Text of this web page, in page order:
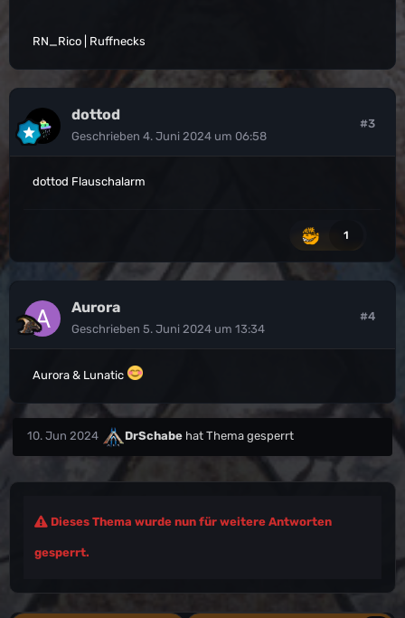
RN_Rico | Ruffnecks
dottod
Geschrieben 4. Juni 2024 um 06:58
#3
dottod Flauschalarm
1
Aurora
Geschrieben 5. Juni 2024 um 13:34
#4
Aurora & Lunatic
10. Jun 2024 DrSchabe hat Thema gesperrt
Dieses Thema wurde nun für weitere Antworten
gesperrt.